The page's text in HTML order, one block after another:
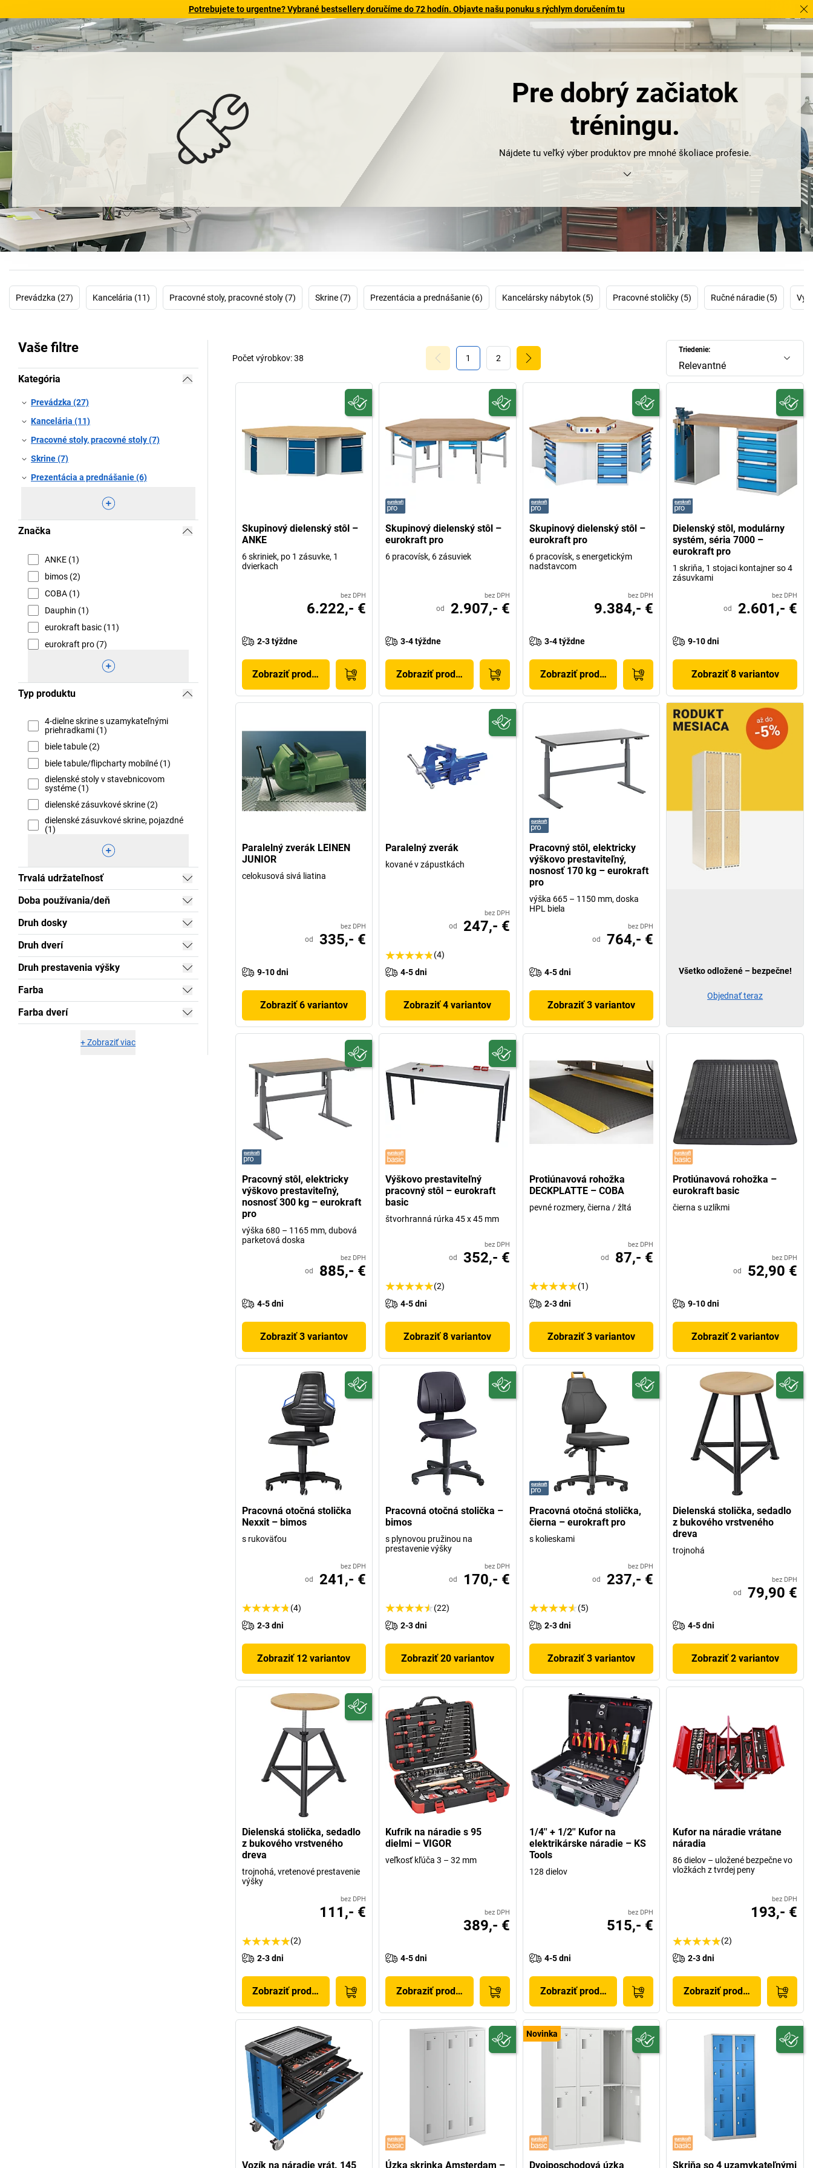
Potrebujete to urgentne? Vybrané bestsellery doručíme do 72 hodín. Objavte našu ponuku s rýchlym doručením tu
Pre dobrý začiatok
tréningu.
Nájdete tu veľký výber produktov pre mnohé školiace profesie.
Prevádzka (27) Kancelária (11) Pracovné stoly, pracovné stoly (7) Skrine (7) Prezentácia a prednášanie (6) Kancelársky nábytok (5) Pracovné stoličky (5) Ručné náradie (5)
Vaše filtre
Kategória
Prevádzka (27)
Kancelária (11)
Pracovné stoly, pracovné stoly (7)
Skrine (7)
Prezentácia a prednášanie (6)
Značka
ANKE (1)
bimos (2)
COBA (1)
Dauphin (1)
eurokraft basic (11)
eurokraft pro (7)
Typ produktu
4-dielne skrine s uzamykateľnými
priehradkami (1)
biele tabule (2)
biele tabule/flipcharty mobilné (1)
dielenské stoly v stavebnicovom
systéme (1)
dielenské zásuvkové skrine (2)
dielenské zásuvkové skrine, pojazdné
(1)
Trvalá udržateľnosť
Doba používania/deň
Druh dosky
Druh dverí
Druh prestavenia výšky
Farba
Farba dverí
+Zobraziť viac
Triedenie:
Relevantné
1 2
Počet výrobkov:38
Skupinový dielenský stôl –
ANKE
6 skriniek, po 1 zásuvke, 1
dvierkach
bez DPH
6.222,- €
2-3 týždne
Zobraziť produkt
Skupinový dielenský stôl –
eurokraft pro
6 pracovísk, 6 zásuviek
bez DPH
od 2.907,- €
3-4 týždne
Zobraziť produkt
Skupinový dielenský stôl –
eurokraft pro
6 pracovísk, s energetickým
nadstavcom
bez DPH
9.384,- €
3-4 týždne
Zobraziť produkt
Dielenský stôl, modulárny
systém, séria 7000 –
eurokraft pro
1 skriňa, 1 stojaci kontajner so 4
zásuvkami
bez DPH
od 2.601,- €
9-10 dni
Zobraziť 8 variantov
Paralelný zverák LEINEN
JUNIOR
celokusová sivá liatina
bez DPH
od 335,- €
9-10 dni
Zobraziť 6 variantov
Paralelný zverák
kované v zápustkách
bez DPH
od 247,- €
(4)
4-5 dni
Zobraziť 4 variantov
Pracovný stôl, elektricky
výškovo prestaviteľný,
nosnosť 170 kg – eurokraft
pro
výška 665 – 1150 mm, doska
HPL biela
bez DPH
od 764,- €
4-5 dni
Zobraziť 3 variantov
Pracovný stôl, elektricky
výškovo prestaviteľný,
nosnosť 300 kg – eurokraft
pro
výška 680 – 1165 mm, dubová
parketová doska
bez DPH
od 885,- €
4-5 dni
Zobraziť 3 variantov
Výškovo prestaviteľný
pracovný stôl – eurokraft
basic
štvorhranná rúrka 45 x 45 mm
bez DPH
od 352,- €
(2)
4-5 dni
Zobraziť 8 variantov
Protiúnavová rohožka
DECKPLATTE – COBA
pevné rozmery, čierna / žltá
bez DPH
od 87,- €
(1)
2-3 dni
Zobraziť 3 variantov
Protiúnavová rohožka –
eurokraft basic
čierna s uzlíkmi
bez DPH
od 52,90 €
9-10 dni
Zobraziť 2 variantov
Pracovná otočná stolička
Nexxit – bimos
s rukoväťou
bez DPH
od 241,- €
(4)
2-3 dni
Zobraziť 12 variantov
Pracovná otočná stolička –
bimos
s plynovou pružinou na
prestavenie výšky
bez DPH
od 170,- €
(22)
2-3 dni
Zobraziť 20 variantov
Pracovná otočná stolička,
čierna – eurokraft pro
s kolieskami
bez DPH
od 237,- €
(5)
2-3 dni
Zobraziť 3 variantov
Dielenská stolička, sedadlo
z bukového vrstveného
dreva
trojnohá
bez DPH
od 79,90 €
4-5 dni
Zobraziť 2 variantov
Dielenská stolička, sedadlo
z bukového vrstveného
dreva
trojnohá, vretenové prestavenie
výšky
bez DPH
111,- €
(2)
2-3 dni
Zobraziť produkt
Kufrík na náradie s 95
dielmi – VIGOR
veľkosť kľúča 3 – 32 mm
bez DPH
389,- €
4-5 dni
Zobraziť produkt
1/4'' + 1/2'' Kufor na
elektrikárske náradie – KS
Tools
128 dielov
bez DPH
515,- €
4-5 dni
Zobraziť produkt
Kufor na náradie vrátane
náradia
86 dielov – uložené bezpečne vo
vložkách z tvrdej peny
bez DPH
193,- €
(2)
2-3 dni
Zobraziť produkt
Vozík na náradie vrát. 145 Úzka skrinka Amsterdam –
Novinka
Dvojposchodová úzka Skriňa so 4 uzamykateľnými
Všetko odložené – bezpečne!
Objednať teraz